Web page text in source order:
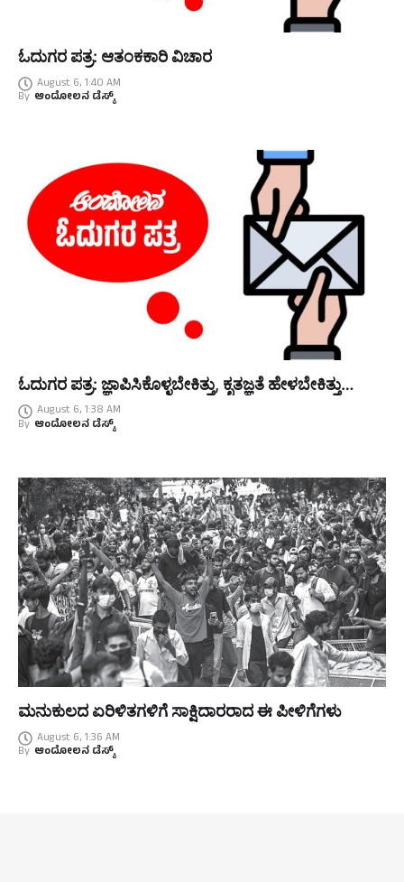
ಓದುಗರ ಪತ್ರ: ಆತಂಕಕಾರಿ ವಿಚಾರ
August 6, 1:40 AM
By ಆಂದೋಲನ ಡೆಸ್ಕ್
ಓದುಗರ ಪತ್ರ: ಜ್ಞಾಪಿಸಿಕೊಳ್ಳಬೇಕಿತ್ತು, ಕೃತಜ್ಞತೆ ಹೇಳಬೇಕಿತ್ತು…
August 6, 1:38 AM
By ಆಂದೋಲನ ಡೆಸ್ಕ್
ಮನುಕುಲದ ಏರಿಳಿತಗಳಿಗೆ ಸಾಕ್ಷಿದಾರರಾದ ಈ ಪೀಳಿಗೆಗಳು
August 6, 1:36 AM
By ಆಂದೋಲನ ಡೆಸ್ಕ್